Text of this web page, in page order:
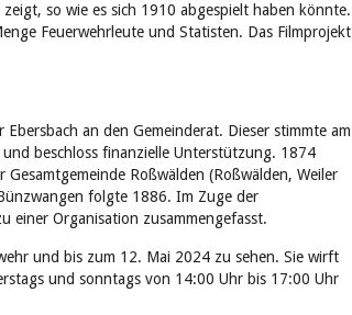
so wie es sich 1910 abgespielt haben könnte.
Feuerwehrleute und Statisten. Das Filmprojekt
an den Gemeinderat. Dieser stimmte am
beschloss finanzielle Unterstützung. 1874
Roßwälden (Roßwälden, Weiler
folgte 1886. Im Zuge der
einer Organisation zusammengefasst.
und bis zum 12. Mai 2024 zu sehen. Sie wirft
und sonntags von 14:00 Uhr bis 17:00 Uhr